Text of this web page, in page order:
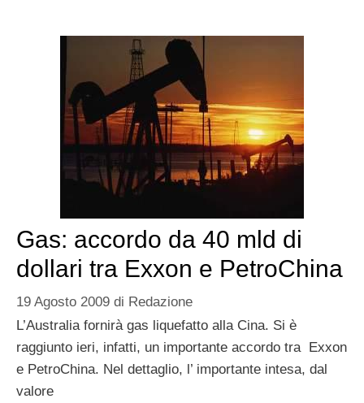
Gas: accordo da 40 mld di
dollari tra Exxon e PetroChina
19 Agosto 2009 di Redazione
L’Australia fornirà gas liquefatto alla Cina. Si è
raggiunto ieri, infatti, un importante accordo tra Exxon
e PetroChina. Nel dettaglio, l’ importante intesa, dal
valore